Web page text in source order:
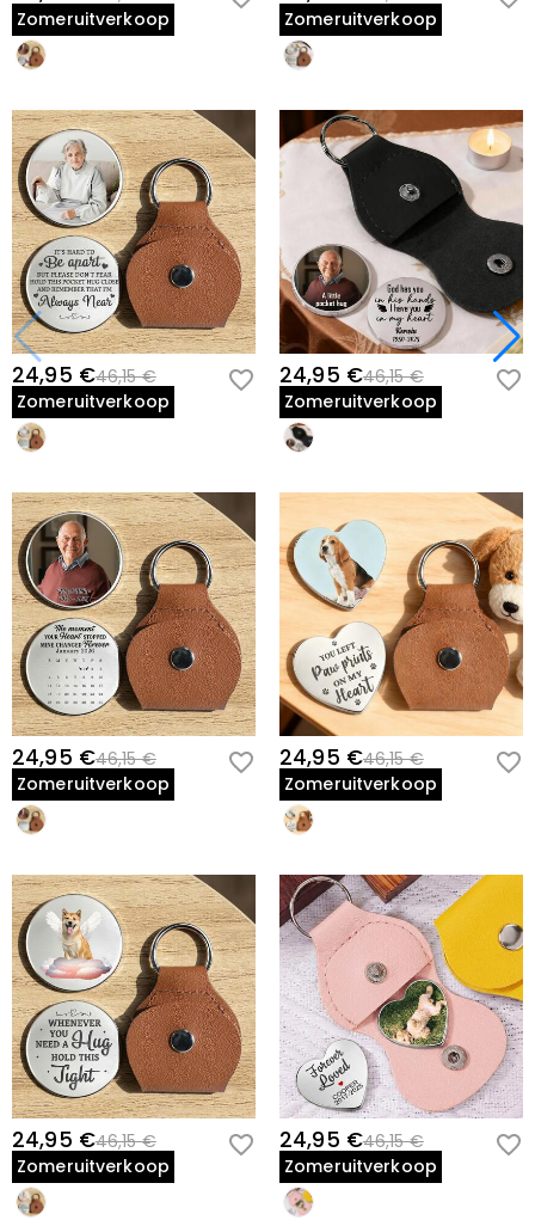
Zomeruitverkoop
Zomeruitverkoop
24,95 €46,15 €
Zomeruitverkoop
24,95 €46,15 €
Zomeruitverkoop
24,95 €46,15 €
Zomeruitverkoop
24,95 €46,15 €
Zomeruitverkoop
24,95 €46,15 €
Zomeruitverkoop
24,95 €46,15 €
Zomeruitverkoop